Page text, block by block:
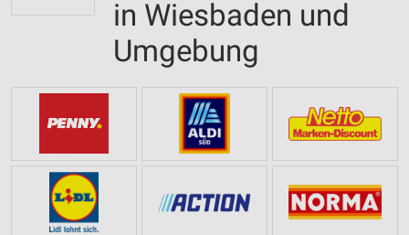
in Wiesbaden und
Umgebung